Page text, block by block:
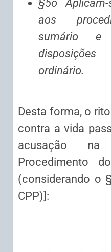
§5o Aplicam-
aos
sumário e
ordinário.
Desta forma, o
contra a vida
acusação
Procedimento
(considerando o
CPP)]: